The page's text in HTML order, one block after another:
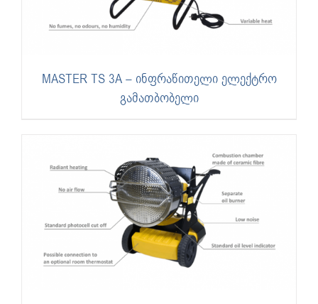
MASTER TS 3A – ინფრაწითელი ელექტრო
გამათბობელი